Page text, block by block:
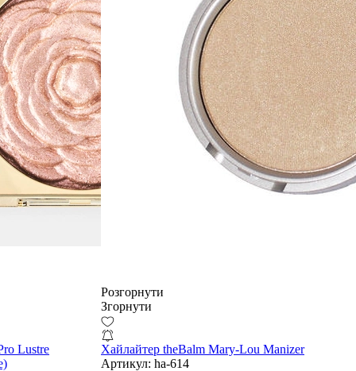
Lustre
Розгорнути
Згорнути
Хайлайтер theBalm Mary-Lou Manizer
Артикул: ha-614